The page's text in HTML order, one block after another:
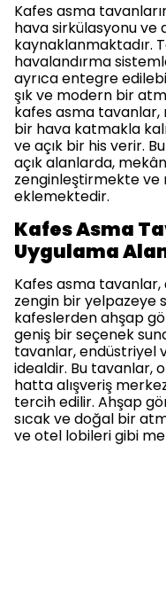
Kafes asma
hava sirkülasyonu ve
kaynaklanmaktadır.
havalandırma
ayrıca entegre
şık ve modern bir
kafes asma
bir hava katmakla
ve açık bir his verir.
açık alanlarda,
zenginleştirmekte ve
eklemektedir.
Kafes Asma
Uygulama
Kafes asma tavanlar,
zengin bir yelpazeye
kafeslerden ahşap
geniş bir seçenek
tavanlar, endüstriyel
idealdir. Bu tavanlar,
hatta alışveriş
tercih edilir. Ahşap
sıcak ve doğal bir
ve otel lobileri gibi